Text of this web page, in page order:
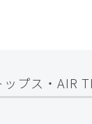
プス・AIR